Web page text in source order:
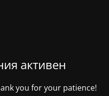
активен
you for your patience!